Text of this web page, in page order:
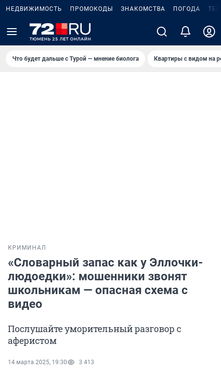
НЕДВИЖИМОСТЬ ПРОМОКОДЫ ЗНАКОМСТВА ПОГОДА
Что будет дальше с Турой — мнение биолога Квартиры с видом на
КРИМИНАЛ
«Словарный запас как у Эллочки-
людоедки»: мошенники звонят
школьникам — опасная схема с
видео
Послушайте уморительный разговор с
аферистом
14 марта 2025, 19:30 3 413